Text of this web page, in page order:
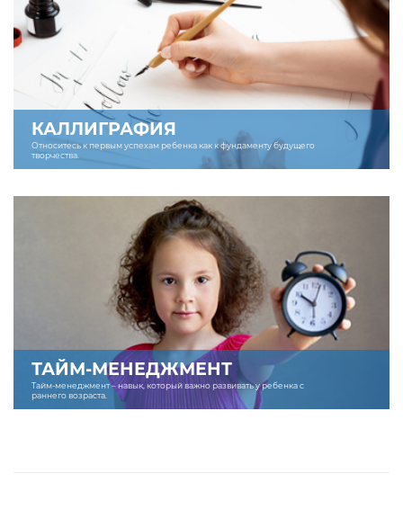
КАЛЛИГРАФИЯ
Относитесь к первым успехам ребенка как к фундаменту будущего
творчества.
ТАЙМ-МЕНЕДЖМЕНТ
Тайм-менеджмент – навык, который важно развивать у ребенка с
раннего возраста.